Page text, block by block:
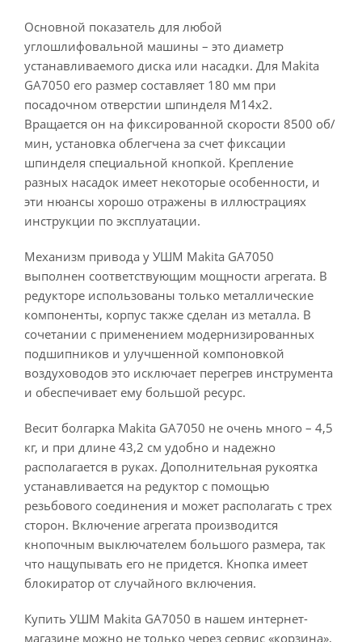
Основной показатель для любой
углошлифовальной машины – это диаметр
устанавливаемого диска или насадки. Для Makita
GA7050 его размер составляет 180 мм при
посадочном отверстии шпинделя М14х2.
Вращается он на фиксированной скорости 8500 об/
мин, установка облегчена за счет фиксации
шпинделя специальной кнопкой. Крепление
разных насадок имеет некоторые особенности, и
эти нюансы хорошо отражены в иллюстрациях
инструкции по эксплуатации.
Механизм привода у УШМ Makita GA7050
выполнен соответствующим мощности агрегата. В
редукторе использованы только металлические
компоненты, корпус также сделан из металла. В
сочетании с применением модернизированных
подшипников и улучшенной компоновкой
воздуховодов это исключает перегрев инструмента
и обеспечивает ему большой ресурс.
Весит болгарка Makita GA7050 не очень много – 4,5
кг, и при длине 43,2 см удобно и надежно
располагается в руках. Дополнительная рукоятка
устанавливается на редуктор с помощью
резьбового соединения и может располагать с трех
сторон. Включение агрегата производится
кнопочным выключателем большого размера, так
что нащупывать его не придется. Кнопка имеет
блокиратор от случайного включения.
Купить УШМ Makita GA7050 в нашем интернет-
магазине можно не только через сервис «корзина»,